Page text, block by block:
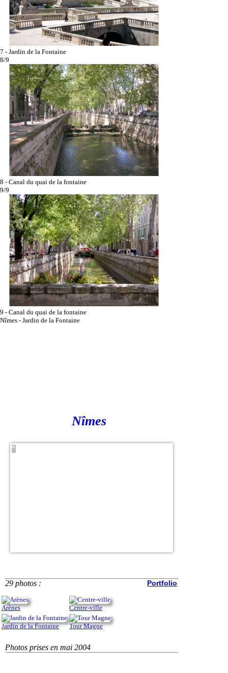
7 - Jardin de la Fontaine
8/9
8 - Canal du quai de la fontaine
9/9
9 - Canal du quai de la fontaine
Nîmes - Jardin de la Fontaine
Nîmes
sur la ville
29 photos : Portfolio
Arènes Centre-ville
Jardin de la Fontaine Tour Magne
Photos prises en mai 2004